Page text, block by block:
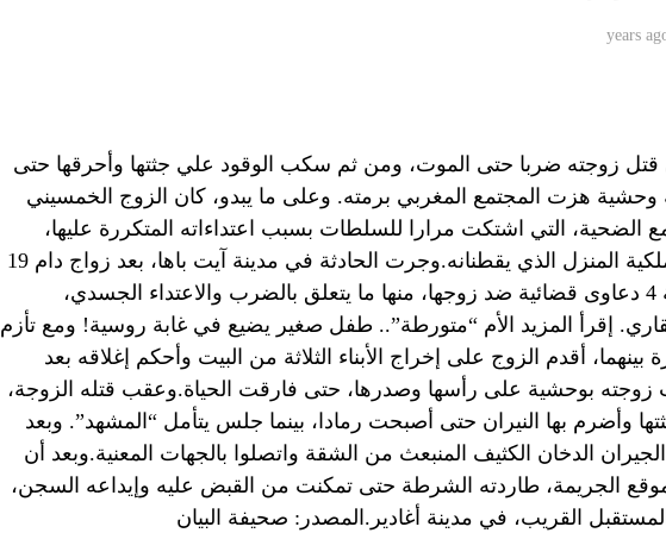
زوجته ضربا حتى الموت، ومن ثم سكب الوقود علي جثتها وأحرقها حتى
هزت المجتمع المغربي برمته. وعلى ما يبدو، كان الزوج الخمسيني
الضحية، التي اشتكت مرارا للسلطات بسبب اعتداءاته المتكررة عليها،
والناتجة عن خلاف على ملكية المنزل الذي يقطنانه.وجرت الحادثة في مدينة آيت باها، بعد زواج دام 19
عاما، رفعت خلاله الزوجة 4 دعاوى قضائية ضد زوجها، منها ما يتعلق بالضرب والاعتداء الجسدي،
إقرأ المزيد الأم “متورطة”.. طفل صغير يضيع في غابة روسية! ومع تأزم
بينهما، أقدم الزوج على إخراج الأبناء الثلاثة من البيت وأحكم إغلاقه بعد
بوحشية على رأسها وصدرها، حتى فارقت الحياة.وعقب قتله الزوجة،
وأضرم بها النيران حتى أصبحت رمادا، بينما جلس يتأمل “المشهد”. وبعد
الدخان الكثيف المنبعث من الشقة واتصلوا بالجهات المعنية.وبعد أن
الجريمة، طاردته الشرطة حتى تمكنت من القبض عليه وإيداعه السجن،
القريب، في مدينة أغادير.المصدر: صحيفة البيان